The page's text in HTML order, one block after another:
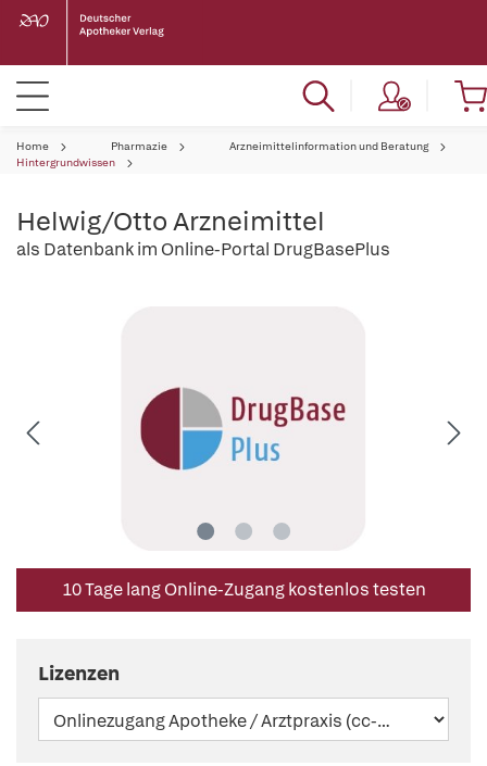
Home Pharmazie
Arzneimittelinformation und Beratung
Hintergrundwissen
Helwig/Otto Arzneimittel
als Datenbank im Online-Portal DrugBasePlus
10 Tage lang Online-Zugang kostenlos testen
Lizenzen